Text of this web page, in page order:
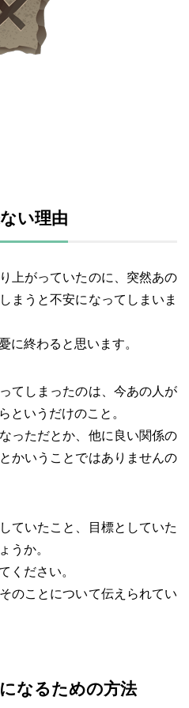
い理由
上がっていたのに、突然あの
まうと不安になってしまいま
に終わると思います。
てしまったのは、今あの人が
というだけのこと。
っただとか、他に良い関係の
かいうことではありませんの
ていたこと、目標としていた
うか。
ください。
のことについて伝えられてい
なるための方法